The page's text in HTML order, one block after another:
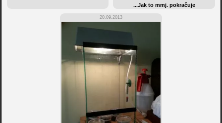
...Jak to mmj. pokračuje
20.09.2013